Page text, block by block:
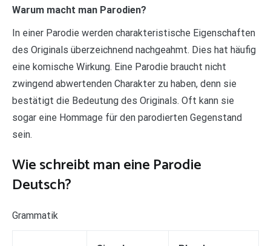
Warum macht man Parodien?
In einer Parodie werden charakteristische Eigenschaften
des Originals überzeichnend nachgeahmt. Dies hat häufig
eine komische Wirkung. Eine Parodie braucht nicht
zwingend abwertenden Charakter zu haben, denn sie
bestätigt die Bedeutung des Originals. Oft kann sie
sogar eine Hommage für den parodierten Gegenstand
sein.
Wie schreibt man eine Parodie
Deutsch?
Grammatik